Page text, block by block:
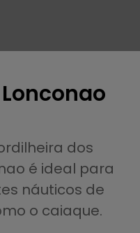
dos
é ideal para
náuticos de
o caiaque.